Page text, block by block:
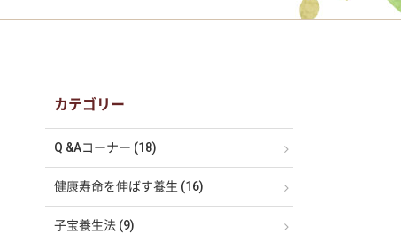
カテゴリー
Q &Aコーナー (18)
健康寿命を伸ばす養生 (16)
子宝養生法 (9)